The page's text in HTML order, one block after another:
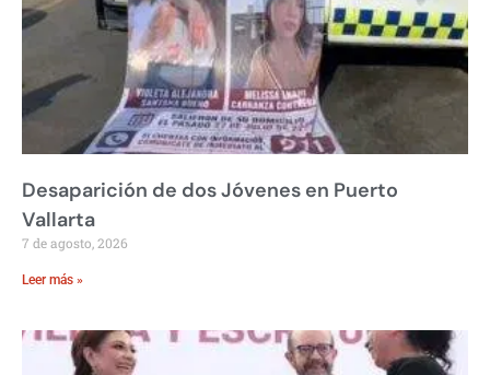
Desaparición de dos Jóvenes en Puerto
Vallarta
7 de agosto, 2026
Leer más »